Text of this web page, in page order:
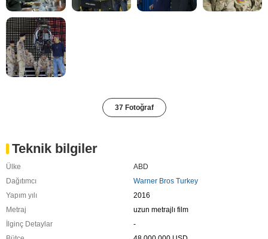
37 Fotoğraf
Teknik bilgiler
Ülke
ABD
Dağıtımcı
Warner Bros Turkey
Yapım yılı
2016
Metraj
uzun metrajlı film
İlginç Detaylar
-